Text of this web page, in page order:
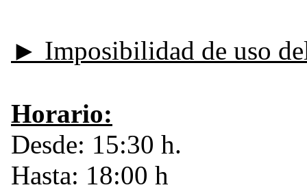
► Imposibilidad de uso
Horario:
Desde: 15:30 h.
Hasta: 18:00 h